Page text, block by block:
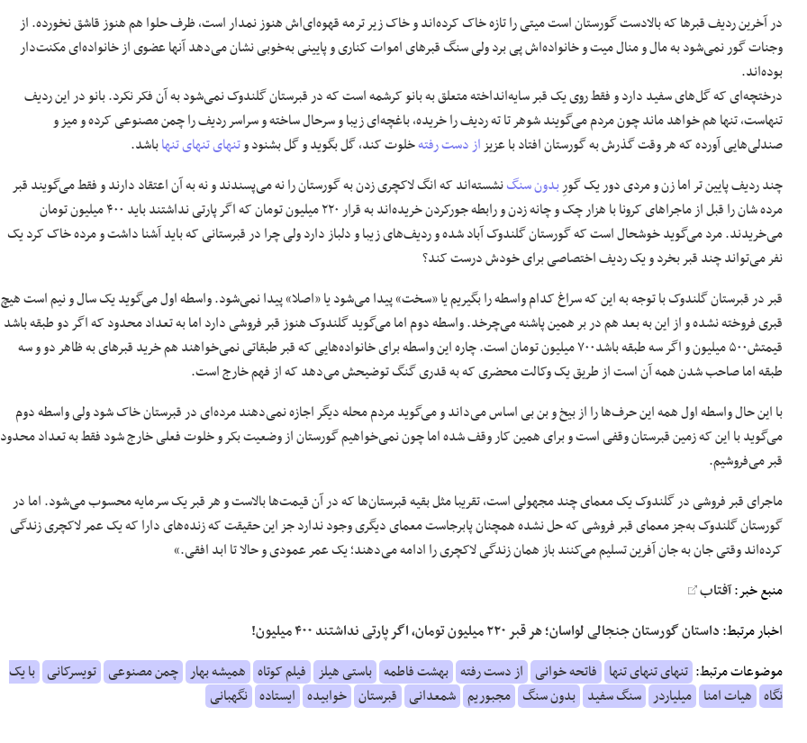
در آخرین ردیف قبرها که بالادست گورستان است میتی را تازه خاک کرده‌اند و خاک زیر ترمه قهوه‌ای‌اش هنوز نمدار است، ظرف حلوا هم هنوز قاشق نخورده. از
وجنات گور نمی‌شود به مال و منال میت و خانواده‌اش پی برد ولی سنگ قبرهای اموات کناری و پایینی به‌خوبی نشان می‌دهد آنها عضوی از خانواده‌ای مکنت‌دار
بوده‌اند.
درختچه‌ای که گل‌های سفید دارد و فقط روی یک قبر سایه‌انداخته متعلق به بانو کرشمه ‌است که در قبرستان گلندوک نمی‌شود به آن فکر نکرد. بانو در این ردیف
تنهاست، تنها هم خواهد ماند چون مردم می‌گویند شوهر تا ته ردیف را خریده، ‌باغچه‌ای زیبا و سرحال ساخته و سراسر ردیف را چمن مصنوعی کرده و میز و
صندلی‌هایی آورده که هر وقت گذرش به گورستان افتاد با عزیزاز دست رفتهخلوت کند، گل بگوید و گل بشنود وتنهای تنهای تنهاباشد.
چند ردیف پایین تر اما زن و مردی دور یک گورِبدون سنگنشسته‌اند که انگ لاکچری زدن به گورستان را نه می‌پسندند و نه به آن اعتقاد دارند و فقط می‌گویند قبر
مرده شان را قبل از ماجراهای کرونا با هزار چک و چانه زدن و رابطه جورکردن خریده‌اند به قرار ۲۲۰ میلیون تومان که اگر پارتی نداشتند باید ۴۰۰ میلیون تومان
می‌خریدند. مرد می‌گوید خوشحال است که گورستان گلندوک آباد شده و ردیف‌های زیبا و دلباز دارد ولی چرا در قبرستانی که باید آشنا داشت و مرده خاک کرد یک
نفر می‌تواند چند قبر بخرد و یک ردیف اختصاصی برای خودش درست کند؟
قبر در قبرستان گلندوک با توجه به این که سراغ کدام واسطه را بگیریم یا «سخت» پیدا می‌شود یا «اصلا» پیدا نمی‌شود. واسطه اول می‌گوید یک سال و نیم است هیچ
قبری فروخته نشده و از این به بعد هم در بر همین پاشنه می‌چرخد. واسطه دوم اما می‌گوید گلندوک هنوز قبر فروشی دارد اما به تعداد محدود که اگر دو طبقه باشد
قیمتش۵۰۰ میلیون و اگر سه طبقه باشد۷۰۰ میلیون تومان است. چاره این واسطه برای خانواده‌هایی که قبر طبقاتی نمی‌خواهند هم خرید قبرهای به ظاهر دو و سه
طبقه اما صاحب شدن همه آن است از طریق یک وکالت محضری که به قدری گنگ توضیحش می‌دهد که از فهم خارج است.
با این حال واسطه اول همه این حرف‌ها را از بیخ و بن بی اساس می‌داند و می‌گوید مردم محله دیگر اجازه نمی‌دهند مرده‌ای در قبرستان خاک شود ولی واسطه دوم
می‌گوید با این که زمین قبرستان وقفی است و برای همین کار وقف شده اما چون نمی‌خواهیم گورستان از وضعیت بکر و خلوت فعلی خارج شود فقط به تعداد محدود
قبر می‌فروشیم.
ماجرای قبر فروشی در گلندوک یک معمای چند مجهولی است، تقریبا مثل بقیه قبرستان‌ها که در آن قیمت‌ها بالاست و هر قبر یک سرمایه محسوب می‌شود. اما در
گورستان گلندوک به‌جز معمای قبر فروشی که حل نشده همچنان پابرجاست معمای دیگری وجود ندارد جز این حقیقت که زنده‌های دارا که یک عمر لاکچری زندگی
کرده‌اند وقتی جان به جان آفرین تسلیم می‌کنند باز همان زندگی لاکچری را ادامه می‌دهند؛‌ یک عمر عمودی و حالا تا ابد افقی.»
منبع خبر:آفتاب
اخبار مرتبط:داستان گورستان جنجالی لواسان؛ هر قبر ۲۲۰ میلیون تومان، اگر پارتی نداشتند ۴۰۰ میلیون!
موضوعات مرتبط: تنهای تنهای تنها فاتحه خوانی از دست رفته بهشت فاطمه باستی هیلز فیلم کوتاه همیشه بهار چمن مصنوعی تویسرکانی با یک
نگاه هیات امنا میلیاردر سنگ سفید بدون سنگ مجبوریم شمعدانی قبرستان خوابیده ایستاده نگهبانی